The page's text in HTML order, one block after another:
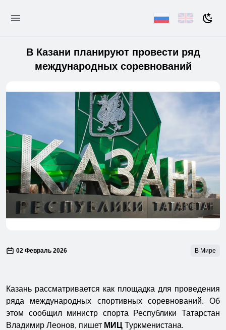
В Казани планируют провести ряд
международных соревнований
02 Февраль 2026 В Мире
Казань рассматривается как площадка для проведения
ряда международных спортивных соревнований. Об
этом сообщил министр спорта Республики Татарстан
Владимир Леонов, пишет МИЦ Туркменистана.